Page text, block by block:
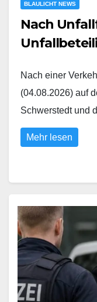
BLAULICHT NEWS
Nach
Nach einer
(04.08.2026) auf
Schwerstedt und
Mehr lesen